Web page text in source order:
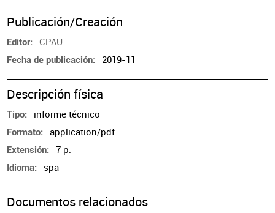
Publicación/Creación
Editor CPAU
Fecha de publicación 2019-11
Descripción física
Tipo informe técnico
Formato application/pdf
Extensión 7 p.
Idioma spa
Documentos relacionados